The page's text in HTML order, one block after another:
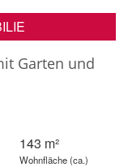
Garten und
143 m²
Wohnfläche (ca.)